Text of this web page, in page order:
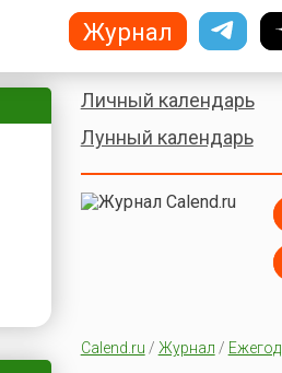
Личный календарь
Лунный календарь
Calend.ru / Журнал /
Журнал